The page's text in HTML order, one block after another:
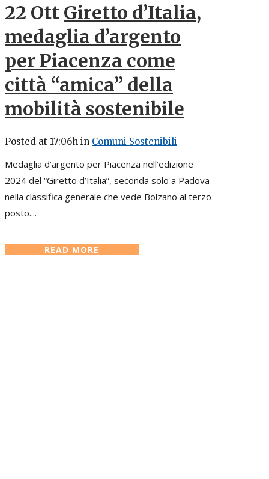
22 Ott Giretto d’Italia,
medaglia d’argento
per Piacenza come
città “amica” della
mobilità sostenibile
Posted at 17:06h in Comuni Sostenibili
Medaglia d’argento per Piacenza nell’edizione
2024 del “Giretto d’Italia”, seconda solo a Padova
nella classifica generale che vede Bolzano al terzo
posto....
READ MORE